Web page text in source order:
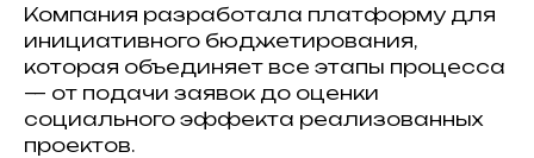
Компания разработала платформу для
инициативного бюджетирования,
которая объединяет все этапы процесса
— от подачи заявок до оценки
социального эффекта реализованных
проектов.